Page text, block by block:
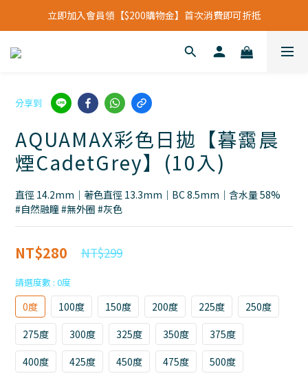
立即加入會員領【$200購物金】首次消費即可折抵
立即加入會員領【$200購物金】首次消費即可折抵
會員福利新升級⁺紅利點數【1點折抵現金$1元】
分享到
AQUAMAX彩色日拋【暮靄晨
煙CadetGrey】(10入)
直徑 14.2mm｜著色直徑 13.3mm｜BC 8.5mm｜含水量 58%
#自然融瞳 #無外圈 #灰色
NT$280 NT$299
請選度數 : 0度
0度 100度 150度 200度 225度
250度
275度
300度 325度 350度
375度
400度
425度 450度 475度
500度